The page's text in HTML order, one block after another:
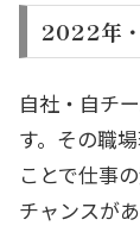
2022年
自社・自チ
す。その職
ことで仕事
チャンスが